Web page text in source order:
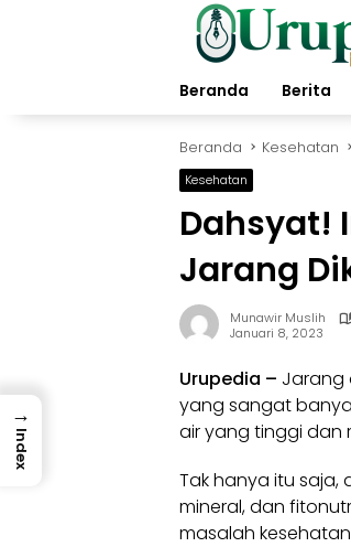
Beranda
Berita
Beranda Kesehatan
Kesehatan
Dahsyat!
Jarang
Munawir Muslih
Januari 8, 2023
Urupedia – Jarang
yang sangat
air yang tinggi dan
Tak hanya itu saja,
mineral, dan
masalah
→
Index